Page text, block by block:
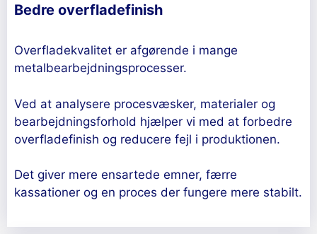
Bedre overfladefinish
Overfladekvalitet er afgørende i mange
metalbearbejdningsprocesser.
Ved at analysere procesvæsker, materialer og
bearbejdningsforhold hjælper vi med at forbedre
overfladefinish og reducere fejl i produktionen.
Det giver mere ensartede emner, færre
kassationer og en proces der fungere mere stabilt.